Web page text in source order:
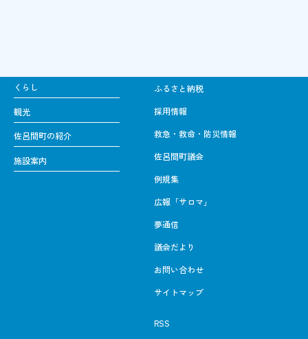
くらし
観光
佐呂間町の紹介
施設案内
ふるさと納税
採用情報
救急・救命・防災情報
佐呂間町議会
例規集
広報「サロマ」
夢通信
議会だより
お問い合わせ
サイトマップ
RSS